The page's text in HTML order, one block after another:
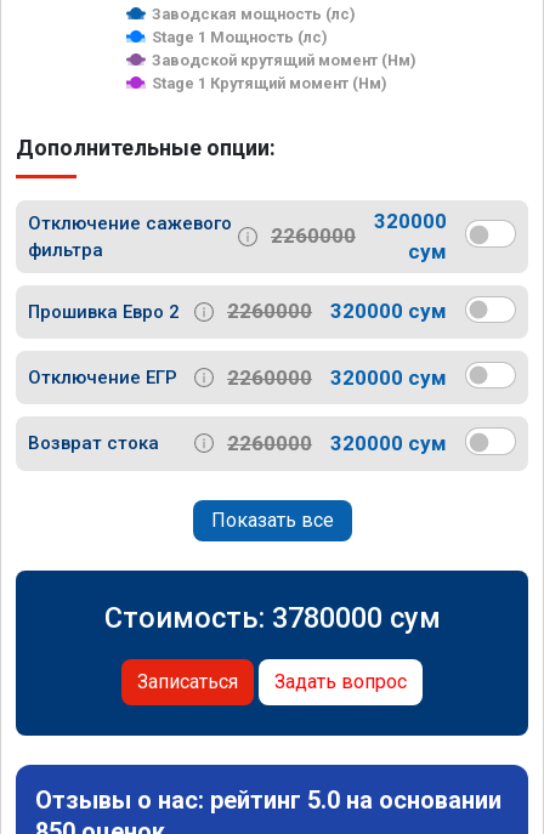
Заводская мощность (лс)
Stage 1 Мощность (лс)
Заводской крутящий момент (Нм)
Stage 1 Крутящий момент (Нм)
Дополнительные опции:
Отключение сажевого
фильтра
2260000
320000
сум
Прошивка Евро 2 2260000 320000 сум
Отключение ЕГР 2260000 320000 сум
Возврат стока 2260000 320000 сум
Показать все
Стоимость: 3780000 сум
Записаться Задать вопрос
Отзывы о нас: рейтинг 5.0 на основании